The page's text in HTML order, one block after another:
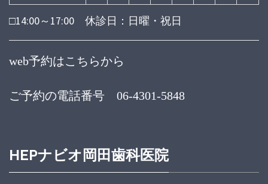
□14:00～17:00 休診日：日曜・祝日
web予約はこちらから
ご予約の電話番号 06-4301-5848
HEPナビオ岡田歯科医院